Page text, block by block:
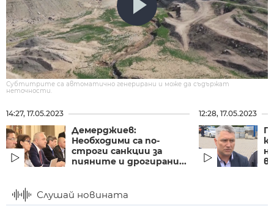
Субтитрите са автоматично генерирани и може да съдържат
неточности.
14:27, 17.05.2023
Демерджиев:
Необходими са по-
строги санкции за
пияните и дрогирани...
12:28, 17.05.2023
Слушай новината